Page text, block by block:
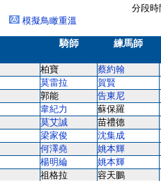
分段
模擬鳥瞰重溫
騎師 練馬師
柏寶 蔡約翰
莫雷拉 賀賢
郭能 告東尼
韋紀力 蘇保羅
莫艾誠 苗禮德
梁家俊 沈集成
何澤堯 姚本輝
楊明綸 姚本輝
祖格拉 容天鵬